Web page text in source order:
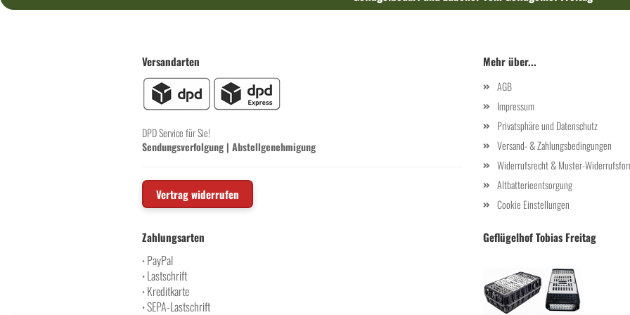
Versandarten
DPD Service für Sie!
Sendungsverfolgung | Abstellgenehmigung
Vertrag widerrufen
Mehr über...
AGB
Impressum
Privatsphäre und Datenschutz
Versand- & Zahlungsbedingungen
Widerrufsrecht & Muster-
Altbatterieentsorgung
Cookie Einstellungen
Zahlungsarten
•PayPal
•Lastschrift
•Kreditkarte
•SEPA-Lastschrift
Geflügelhof Tobias Freitag